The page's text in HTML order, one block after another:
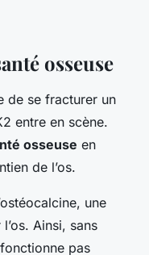
osseuse
de se fracturer un
entre en scène.
osseuse en
de l’os.
une
Ainsi, sans
pas